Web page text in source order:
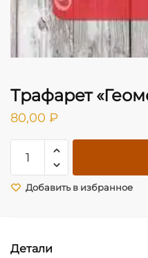
Трафарет
80,00 ₽
Количество
товара
Трафарет
"Геометрический
Добавить в избранное
Детали